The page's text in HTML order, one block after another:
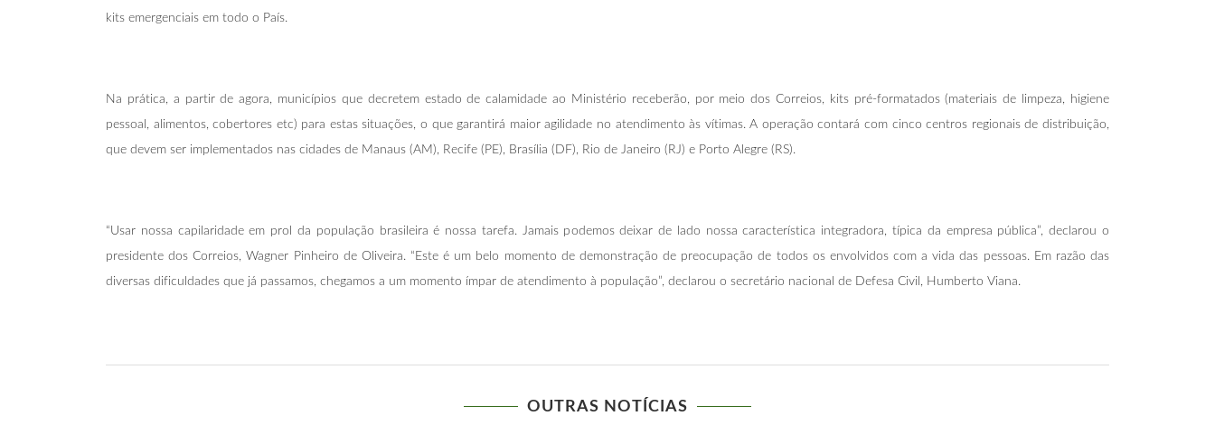
kits emergenciais em todo o País.
Na prática, a partir de agora, municípios que decretem estado de calamidade ao Ministério receberão, por meio dos Correios, kits pré-formatados (materiais de limpeza, higiene
pessoal, alimentos, cobertores etc) para estas situações, o que garantirá maior agilidade no atendimento às vítimas. A operação contará com cinco centros regionais de distribuição,
que devem ser implementados nas cidades de Manaus (AM), Recife (PE), Brasília (DF), Rio de Janeiro (RJ) e Porto Alegre (RS).
“Usar nossa capilaridade em prol da população brasileira é nossa tarefa. Jamais podemos deixar de lado nossa característica integradora, típica da empresa pública”, declarou o
presidente dos Correios, Wagner Pinheiro de Oliveira. “Este é um belo momento de demonstração de preocupação de todos os envolvidos com a vida das pessoas. Em razão das
diversas dificuldades que já passamos, chegamos a um momento ímpar de atendimento à população”, declarou o secretário nacional de Defesa Civil, Humberto Viana.
OUTRAS NOTÍCIAS